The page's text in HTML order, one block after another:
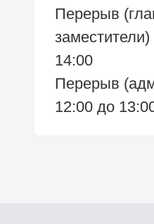
Перерыв
14:00
Перерыв
12:00 до